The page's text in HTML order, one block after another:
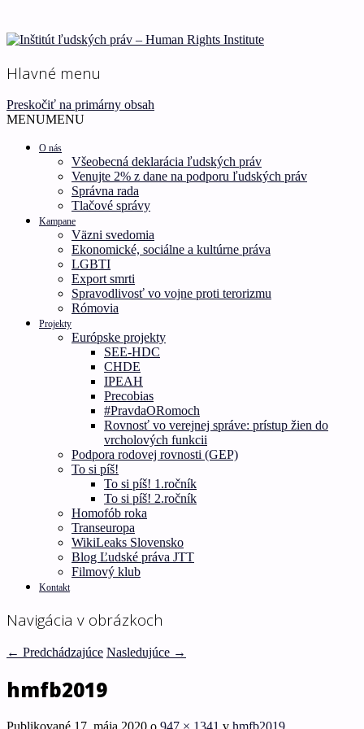
Inštitút ľudských práv –
Human Rights Institute
Ľudské práva pre všetkých!
Hlavné menu
Preskočiť na primárny obsah
MENUMENU
O nás
Všeobecná deklarácia ľudských práv
Venujte 2% z dane na podporu ľudských práv
Správna rada
Tlačové správy
Kampane
Väzni svedomia
Ekonomické, sociálne a kultúrne práva
LGBTI
Export smrti
Spravodlivosť vo vojne proti terorizmu
Rómovia
Projekty
Európske projekty
SEE-HDC
CHDE
IPEAH
Precobias
#PravdaORomoch
Rovnosť vo verejnej správe: prístup žien do
vrcholových funkcii
Podpora rodovej rovnosti (GEP)
To si píš!
To si píš! 1.ročník
To si píš! 2.ročník
Homofób roka
Transeuropa
WikiLeaks Slovensko
Blog Ľudské práva JTT
Filmový klub
Kontakt
Navigácia v obrázkoch
← Predchádzajúce Nasledujúce →
hmfb2019
Publikované 17. mája 2020 o 947 × 1341 v hmfb2019